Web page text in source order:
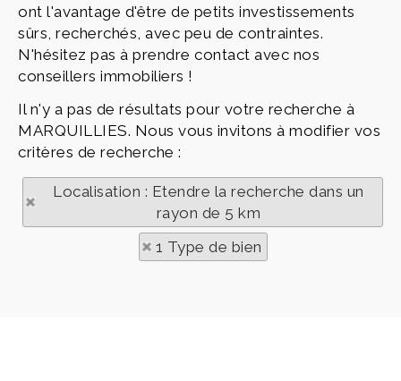
ont l'avantage d'être de petits investissements
sûrs, recherchés, avec peu de contraintes.
N'hésitez pas à prendre contact avec nos
conseillers immobiliers !
Il n'y a pas de résultats pour votre recherche à
MARQUILLIES. Nous vous invitons à modifier vos
critères de recherche :
Localisation : Etendre la recherche dans un
rayon de 5 km
1 Type de bien